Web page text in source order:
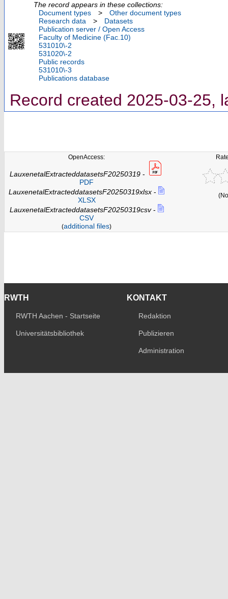
The record appears in these collections:
Document types
>
Other document types
Research data
>
Datasets
Publication server / Open Access
Faculty of Medicine (Fac.10)
531010\-2
531020\-2
Public records
531010\-3
Publications database
Record created 2025-03-25,
OpenAccess:
LauxenetalExtracteddatasetsF20250319 -
PDF
LauxenetalExtracteddatasetsF20250319xlsx -
XLSX
LauxenetalExtracteddatasetsF20250319csv-
CSV
(additional files)
RWTH
RWTH Aachen - Startseite
Universitätsbibliothek
KONTAKT
Redaktion
Publizieren
Administration